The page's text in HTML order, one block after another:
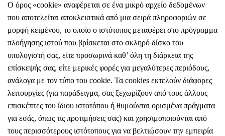
Ο όρος «cookie» αναφέρεται σε ένα μικρό αρχείο δεδομένων
που αποτελείται αποκλειστικά από μια σειρά πληροφοριών σε
μορφή κειμένου, το οποίο ο ιστότοπος μεταφέρει στο πρόγραμμα
πλοήγησης ιστού που βρίσκεται στο σκληρό δίσκο του
υπολογιστή σας, είτε προσωρινά καθ’ όλη τη διάρκεια της
επίσκεψής σας, είτε μερικές φορές για μεγαλύτερες περιόδους,
ανάλογα με τον τύπο του cookie. Τα cookies εκτελούν διάφορες
λειτουργίες (για παράδειγμα, σας ξεχωρίζουν από τους άλλους
επισκέπτες του ίδιου ιστοτόπου ή θυμούνται ορισμένα πράγματα
για εσάς, όπως τις προτιμήσεις σας) και χρησιμοποιούνται από
τους περισσότερους ιστότοπους για να βελτιώσουν την εμπειρία